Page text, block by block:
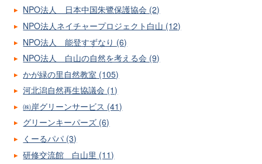
NPO法人 日本中国朱鷺保護協会 (2)
NPO法人ネイチャープロジェクト白山 (12)
NPO法人 能登すずなり (6)
NPO法人 白山の自然を考える会 (9)
かが緑の里自然教室 (105)
河北潟自然再生協議会 (1)
㈱岸グリーンサービス (41)
グリーンキーパーズ (6)
くーるパパ (3)
研修交流館 白山里 (11)